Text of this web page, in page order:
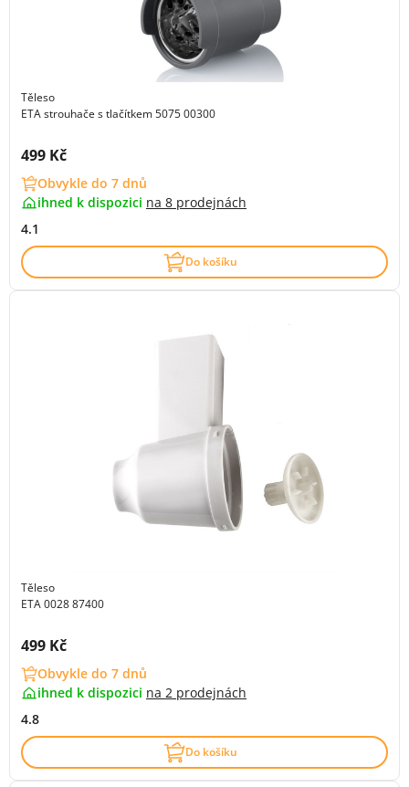
Těleso
ETA strouhače s tlačítkem 5075 00300
Cena s DPH:
499 Kč
Obvykle do 7 dnů
ihned k dispozici na 8 prodejnách
4.1
Do košíku
Těleso
ETA 0028 87400
Cena s DPH:
499 Kč
Obvykle do 7 dnů
ihned k dispozici na 2 prodejnách
4.8
Do košíku